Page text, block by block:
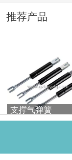
推荐产品
支撑气弹簧